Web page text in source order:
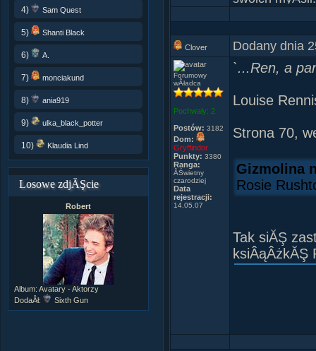
4) Sam Quest
5) Shanti Black
6) A.
7) monciakund
8) ania919
9) ulka_black_potter
10) Klaudia Lind
Losowe zdjĂŞcie
Robert
Album: Avatary - Aktorzy
DodaÂł:
Sixth Gun
- KaÂżdy z
- Bo wszyscy,
Paulo
Cytat z
Clover Dodany dnia
Forumowy
wÂładca
Pochwały: 2
Postów: 3182
Dom:
Gryffindor
Punkty: 3380
Ranga:
ÂŚwietny
czarodziej
Data
rejestracji:
14.05.07
`...Ren, a
Louise
Strona 70,
Gizmolina
Rosie
Tak siĂŞ
ksiÂąÂżkĂŞ